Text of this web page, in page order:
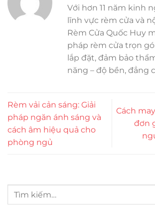
Với hơn 11 năm kinh
lĩnh vực rèm cửa và
Rèm Cửa Quốc Huy
pháp rèm cửa trọn
lắp đặt, đảm bảo
năng – độ bền, đẳng
Rèm vải cản sáng: Giải
pháp ngăn ánh sáng và
cách âm hiệu quả cho
phòng ngủ
Cách
đơn